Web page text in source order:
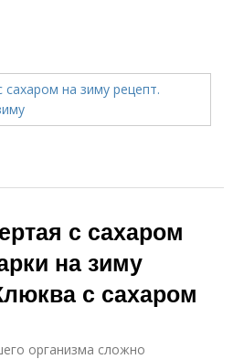
с сахаром
на зиму
с сахаром
организма сложно